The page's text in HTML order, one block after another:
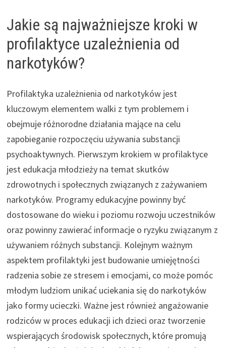
Jakie są najważniejsze kroki w
profilaktyce uzależnienia od
narkotyków?
Profilaktyka uzależnienia od narkotyków jest
kluczowym elementem walki z tym problemem i
obejmuje różnorodne działania mające na celu
zapobieganie rozpoczęciu używania substancji
psychoaktywnych. Pierwszym krokiem w profilaktyce
jest edukacja młodzieży na temat skutków
zdrowotnych i społecznych związanych z zażywaniem
narkotyków. Programy edukacyjne powinny być
dostosowane do wieku i poziomu rozwoju uczestników
oraz powinny zawierać informacje o ryzyku związanym z
używaniem różnych substancji. Kolejnym ważnym
aspektem profilaktyki jest budowanie umiejętności
radzenia sobie ze stresem i emocjami, co może pomóc
młodym ludziom unikać uciekania się do narkotyków
jako formy ucieczki. Ważne jest również angażowanie
rodziców w proces edukacji ich dzieci oraz tworzenie
wspierających środowisk społecznych, które promują